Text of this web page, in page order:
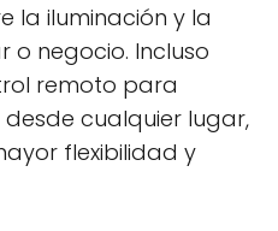
la iluminación y la
negocio. Incluso
remoto para
cualquier lugar,
flexibilidad y